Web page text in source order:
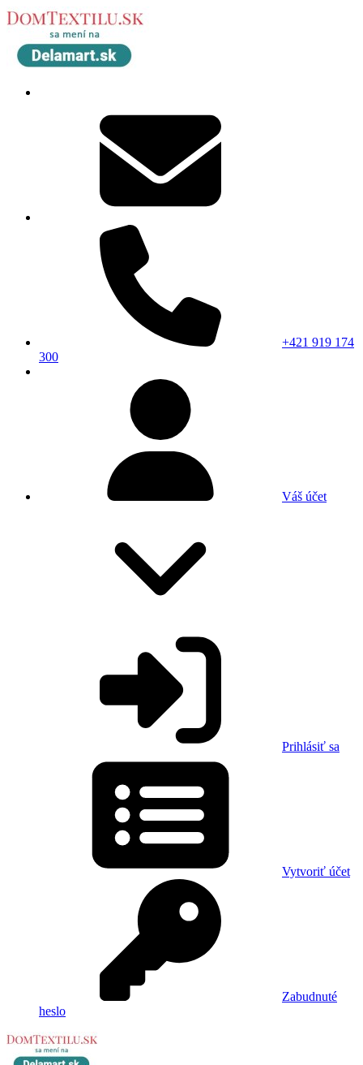
+421 919 174
300
Váš účet
Prihlásiť sa
Vytvoriť účet
Zabudnuté
heslo